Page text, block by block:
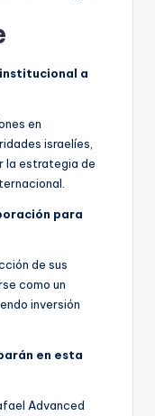
a
en
israelíes,
la estrategia de
para
de sus
como un
inversión
en esta
Advanced